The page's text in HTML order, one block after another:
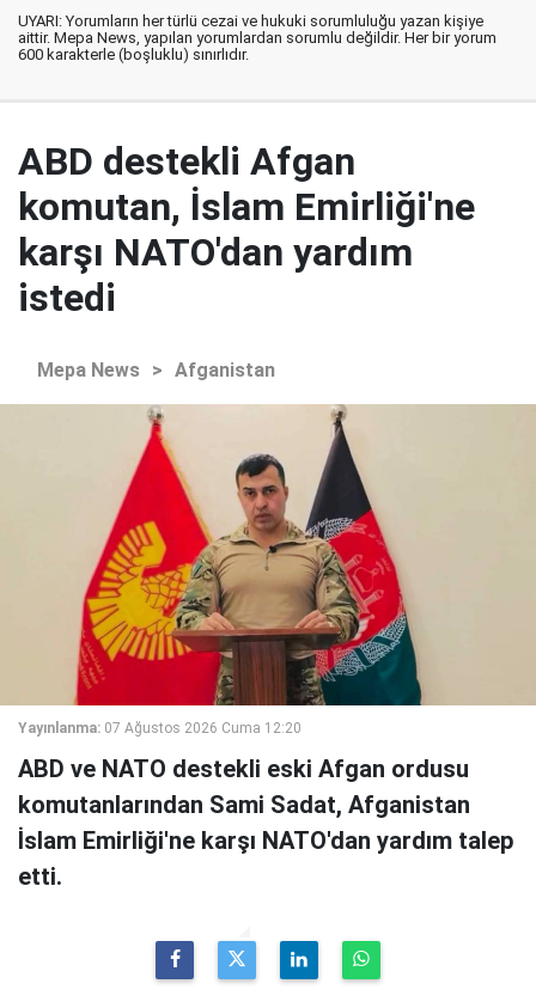
UYARI: Yorumların her türlü cezai ve hukuki sorumluluğu yazan kişiye
aittir. Mepa News, yapılan yorumlardan sorumlu değildir. Her bir yorum
600 karakterle (boşluklu) sınırlıdır.
ABD destekli Afgan
komutan, İslam Emirliği'ne
karşı NATO'dan yardım
istedi
Mepa News > Afganistan
Yayınlanma: 07 Ağustos 2026 Cuma 12:20
ABD ve NATO destekli eski Afgan ordusu
komutanlarından Sami Sadat, Afganistan
İslam Emirliği'ne karşı NATO'dan yardım talep
etti.